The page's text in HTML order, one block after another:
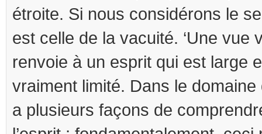
étroite. Si nous considérons le
est celle de la vacuité. ‘Une vue
renvoie à un esprit qui est large
vraiment limité. Dans le
a plusieurs façons de